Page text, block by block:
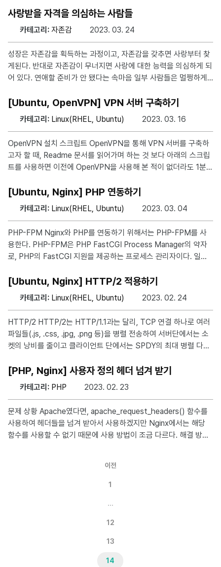
고, 매력으로 작용해서 주변에서 인기도 얻는다. 가장 가까운 친구
는 바로 나 사람이 누구를 좋아하고 싫어하는 것은 자연스러운 일이
지만, 가까운 사람을 싫어하는 것은 문제다. 특히, 자신을 미워하는
는 남들의 비난을 듣는 것과 마찬가지로 힘들어지고, 자신에게 비판
적이게 되는 경향이 있어 생각이 자꾸 비관적인 쪽으로 흐른다. 이
런 상황은 가족, 연인, 동료 등과의 관계에서도 문제가 될 수
사랑받을 자격을 의심하는 사람들
카테고리: 자존감 2023. 03. 24
성장은 자존감을 획득하는 과정이고, 자존감을 갖추면 사랑부터 찾
게된다. 반대로 자존감이 무너지면 사랑에 대한 능력을 의심하게 되
어 있다. 연애할 준비가 안 됐다는 속마음 일부 사람들은 멀쩡하게
좋은 사람을 만나도 핑계를 대며 거절한다. 이들은 자신의 가치를
인정하지 못하며 결혼을 강력히 원하지만 결혼에 대한 확신이 없다.
자신이 연애 불능자라고 생각하며 사랑을 원하면서도 사랑받지 못
로움 때문에 또 다시 사랑을 갈망한다. 사랑을 놓친 후 찾아오는 자
기비하 자신의 사랑스러움을 믿지 못하는 사람들은 아무리 좋은 사
람이 대시를 해도 받아들이지 못하며, 자존감이 낮아서 사랑을 놓
[Ubuntu, OpenVPN] VPN 서버 구축하기
카테고리: Linux(RHEL, Ubuntu) 2023. 03. 16
OpenVPN 설치 스크립트 OpenVPN을 통해 VPN 서버를 구축하
고자 할 때, Readme 문서를 읽어가며 하는 것 보다 아래의 스크립
트를 사용하면 이전에 OpenVPN을 사용해 본 적이 없더라도 1분
눈에 거슬리지 않고 직관적으로 사용할 수 있도록 설계되어 있다. h
ttps://github.com/Nyr/openvpn-install ※ 본 게시글은 Ubuntu
24.04 LTS 버전을 기준으로 작성되었습니다. 설치 방법 쉘 스크립
it.io/vpn -O openvpn-install.sh bash openvpn-install.sh 설치
되는 과정에서
[Ubuntu, Nginx] PHP 연동하기
카테고리: Linux(RHEL, Ubuntu) 2023. 03. 04
PHP-FPM Nginx와 PHP를 연동하기 위해서는 PHP-FPM를 사
용한다. PHP-FPM은 PHP FastCGI Process Manager의 약자
로, PHP의 FastCGI 지원을 제공하는 프로세스 관리자이다. 일반
stCGI 프로토콜을 지원하는 웹 서버와 함께 사용할 수 있도록 설계
되어 상호간 효율적인 통신을 돕는다. PHP-FPM 설치 Nginx는 P
HP를 직접 지원하지 않으므로, PHP를 먼저 설치해야한다. 이때 설
설치후에 설정도 자동으로 되면 좋겠지만, 아래의 경로로 이동해서
수정해야한다. 경로 : etc/nginx/sites-a
[Ubuntu, Nginx] HTTP/2 적용하기
카테고리: Linux(RHEL, Ubuntu) 2023. 02. 24
HTTP/2 HTTP/2는 HTTP/1.1과는 달리, TCP 연결 하나로 여러
파일들(.js, .css, .jpg, .png 등)을 병렬 전송하여 서버단에서는 소
켓의 낭비를 줄이고 클라이언트 단에서는 SPDY의 최대 병렬 다운
서는 1.9.5 버전부터 HTTP/2를 지원하게 되었다. https://www.n
ginx.com/blog/nginx-1-9-5/ 1. Nginx 업데이트(< 1.9.5인 경우)
Nginx는 아래의 명령어를 사용하여 다운로드 받거나 업데이트할
x 버전이 낮아 nginx만 업데이트 하려는 경우( < 1.9.5)
[PHP, Nginx] 사용자 정의 헤더 넘겨 받기
카테고리: PHP 2023. 02. 23
문제 상황 Apache였다면, apache_request_headers() 함수를
사용하여 헤더들을 넘겨 받아서 사용하겠지만 Nginx에서는 해당
함수를 사용할 수 없기 때문에 사용 방법이 조금 다르다. 해결 방안
※ 헤더는 -만 사용해야하고 불가피하게 _을 사용하려고 하면 under
scores_in_headers on; 옵션을 추가해줘야한다. Nginx를 통과하
는 다음과 같이 사용한다. <?php $cl
이전
1
…
12
13
14